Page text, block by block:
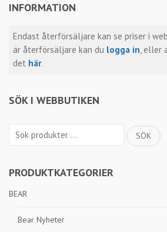
INFORMATION
Endast återförsäljare kan se priser i
är återförsäljare kan du logga in, eller
det här.
SÖK I WEBBUTIKEN
Sök
SÖK
PRODUKTKATEGORIER
BEAR
Bear Nyheter